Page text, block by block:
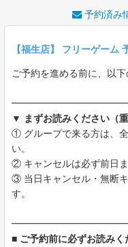
予約済み
【福生店】 フリーゲーム
ご予約を進める前に、以
▼ まずお読みください（重
① グループで来る方は、
い。
② キャンセルは必ず前日
③ 当日キャンセル・無断
す。
■ ご予約前に必ずお読みく